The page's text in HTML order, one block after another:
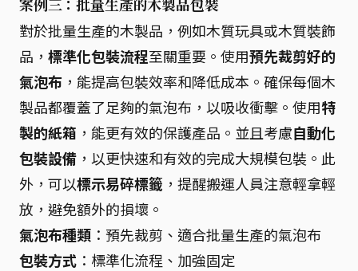
案例三：批量生產的木製品包裝
對於批量生產的木製品，例如木質玩具或木質裝飾
品， 標準化包裝流程至關重要。使用預先裁剪好的
氣泡布 ，能提高包裝效率和降低成本。確保每個木
製品都覆蓋了足夠的氣泡布，以吸收衝擊。使用特
製的紙箱 ，能更有效的保護產品。並且考慮自動化
包裝設備 ，以更快速和有效的完成大規模包裝。此
外，可以標示易碎標籤 ，提醒搬運人員注意輕拿輕
放，避免額外的損壞。
氣泡布種類 ：預先裁剪、適合批量生產的氣泡布
包裝方式 ：標準化流程、加強固定